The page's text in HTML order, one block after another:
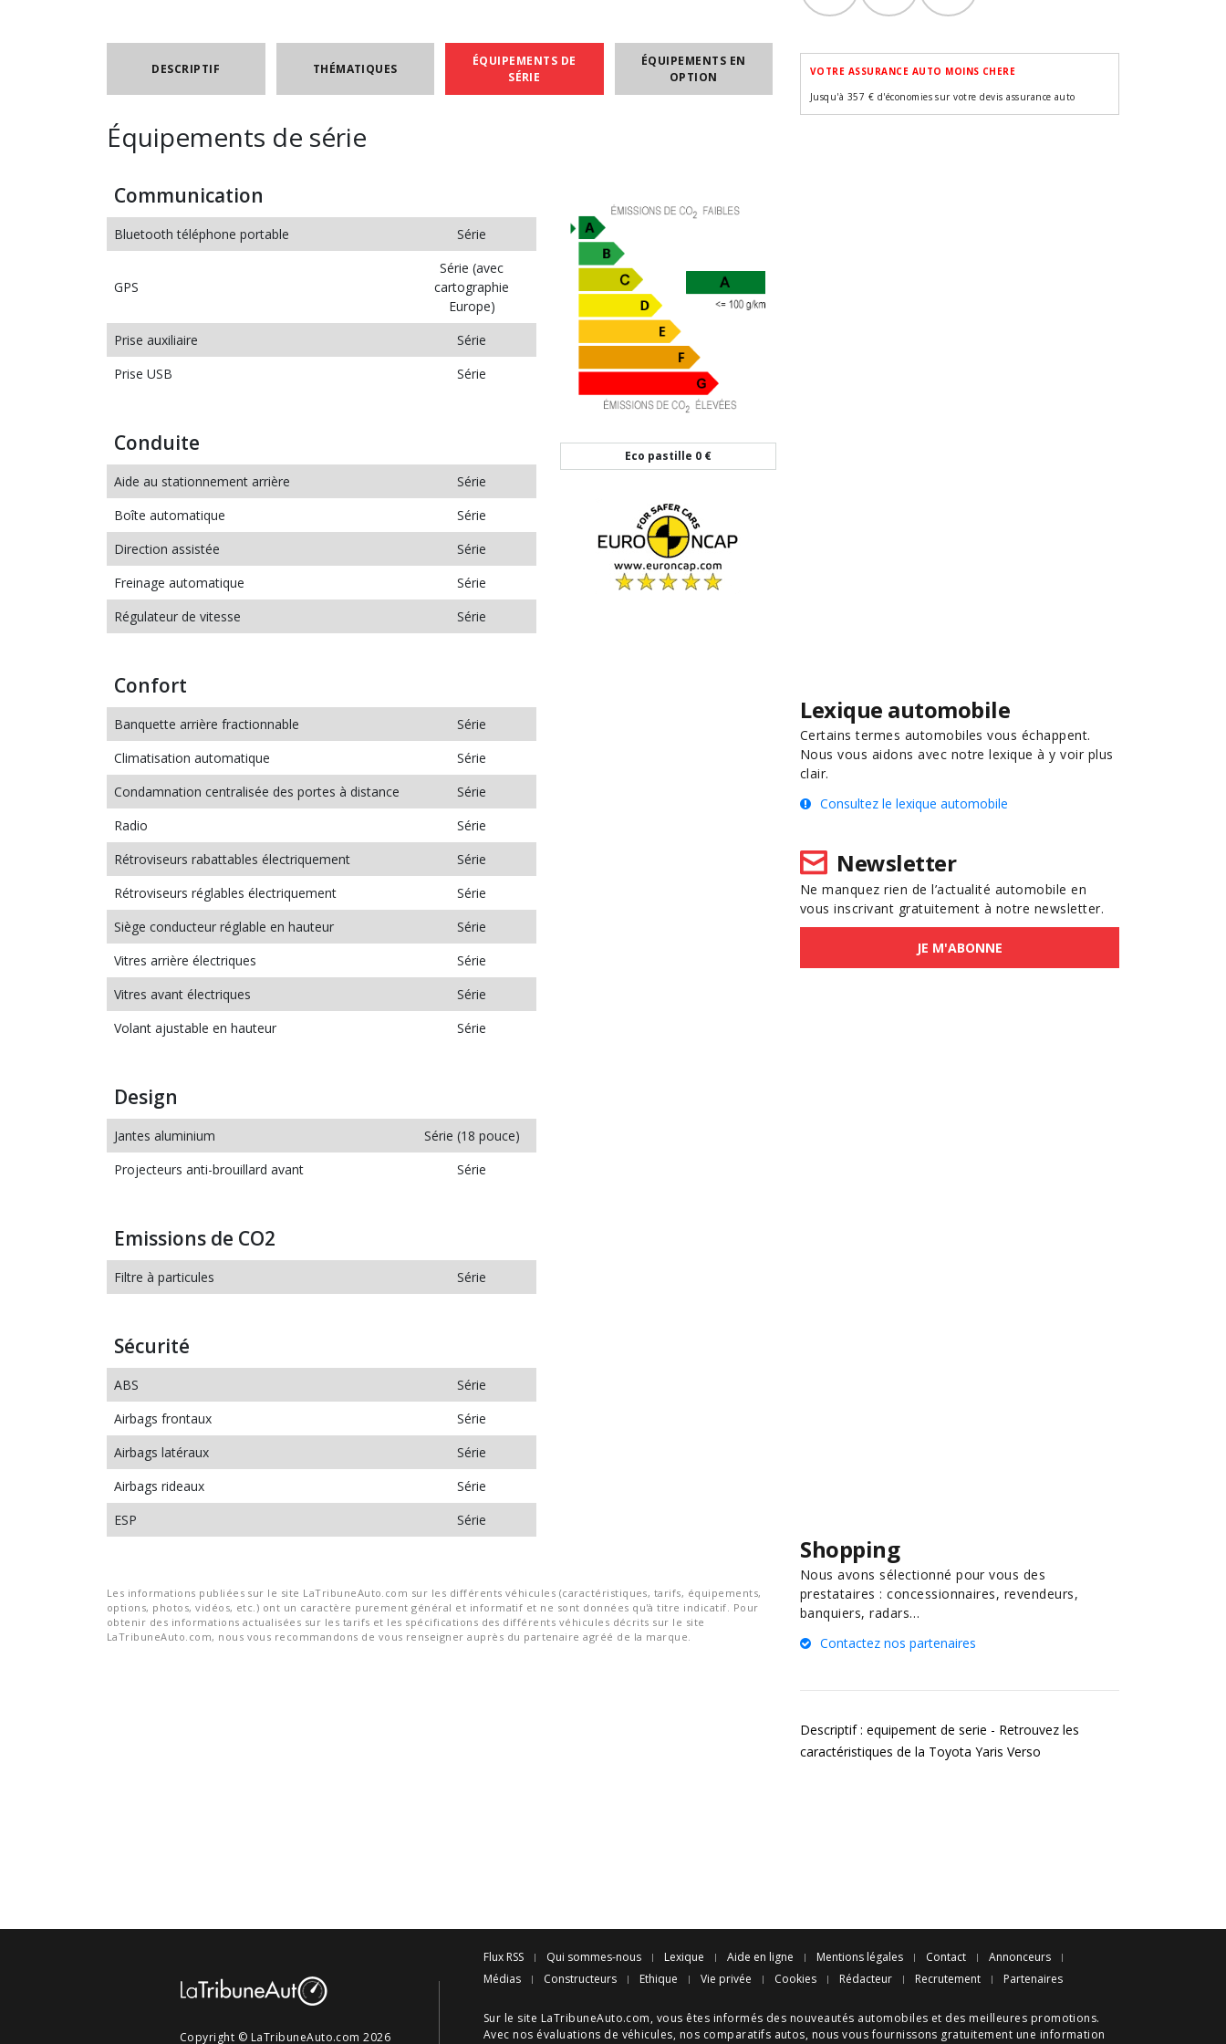
DESCRIPTIF THÉMATIQUES
ÉQUIPEMENTS DE
SÉRIE
ÉQUIPEMENTS EN
OPTION
Équipements de série
Communication
Bluetooth téléphone portable Série
GPS
Série (avec
cartographie
Europe)
Prise auxiliaire
Série
Prise USB
Série
Conduite
Aide au stationnement arrière
Série
Boîte automatique
Série
Direction assistée
Série
Freinage automatique
Série
Régulateur de vitesse
Série
Confort
Banquette arrière fractionnable
Série
Climatisation automatique
Série
Condamnation centralisée des portes à distance
Série
Radio
Série
Rétroviseurs rabattables électriquement
Série
Rétroviseurs réglables électriquement
Série
Siège conducteur réglable en hauteur
Série
Vitres arrière électriques
Série
Vitres avant électriques
Série
Volant ajustable en hauteur
Série
Design
Jantes aluminium
Série (18 pouce)
Projecteurs anti-brouillard avant
Série
Emissions de CO2
Filtre à particules Série
Sécurité
ABS
Série
Airbags frontaux
Série
Airbags latéraux
Série
Airbags rideaux
Série
ESP
Série
Eco pastille 0 €
Les informations publiées sur le site LaTribuneAuto.com sur les différents véhicules (caractéristiques, tarifs, équipements,
options, photos, vidéos, etc.) ont un caractère purement général et informatif et ne sont données qu'à titre indicatif. Pour
obtenir des informations actualisées sur les tarifs et les spécifications des différents véhicules décrits sur le site
LaTribuneAuto.com, nous vous recommandons de vous renseigner auprès du partenaire agréé de la marque.
VOTRE ASSURANCE AUTO MOINS CHERE
Jusqu'à 357 € d'économies sur votre devis assurance auto
Lexique automobile
Certains termes automobiles vous échappent.
Nous vous aidons avec notre lexique à y voir plus
clair.
Consultez le lexique automobile
Newsletter
Ne manquez rien de l’actualité automobile en
vous inscrivant gratuitement à notre newsletter.
JE M'ABONNE
Shopping
Nous avons sélectionné pour vous des
prestataires : concessionnaires, revendeurs,
banquiers, radars…
Contactez nos partenaires
Descriptif : equipement de serie - Retrouvez les
caractéristiques de la Toyota Yaris Verso
Copyright © LaTribuneAuto.com 2026
Flux RSS Qui sommes-nous Lexique Aide en ligne Mentions légales Contact
Annonceurs
Médias
Constructeurs Ethique Vie privée Cookies Rédacteur Recrutement Partenaires
Sur le site LaTribuneAuto.com, vous êtes informés des nouveautés automobiles et des meilleures promotions.
Avec nos évaluations de véhicules, nos comparatifs autos, nous vous fournissons gratuitement une information